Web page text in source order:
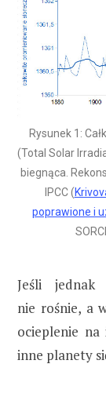
Rysunek 1:
(Total Solar
biegnąca.
IPCC (
poprawione i
Jeśli jednak
nie rośnie, a
ocieplenie na
inne planety